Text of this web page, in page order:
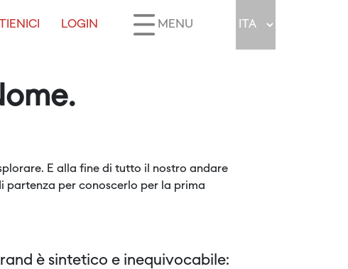
LOGIN MENU
E alla fine di tutto il nostro andare
partenza per conoscerlo per la prima
è sintetico e inequivocabile: